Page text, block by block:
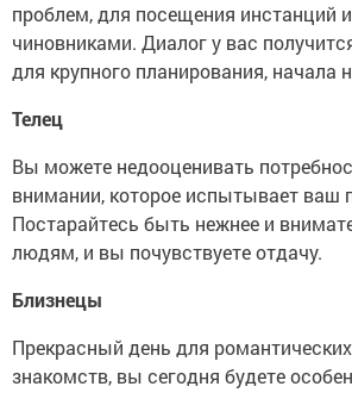
проблем, для посещения инстанций
чиновниками. Диалог у вас
для крупного планирования, начала
Телец
Вы можете недооценивать
внимании, которое испытывает ваш
Постарайтесь быть нежнее и
людям, и вы почувствуете отдачу.
Близнецы
Прекрасный день для
знакомств, вы сегодня будете